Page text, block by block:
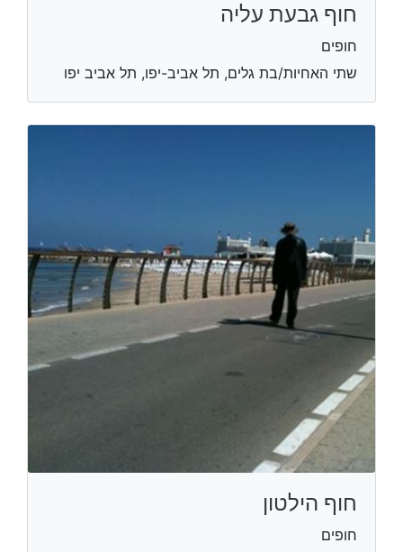
חוף גבעת עליה
חופים
שתי האחיות/בת גלים, תל אביב-יפו, תל אביב יפו
חוף הילטון
חופים